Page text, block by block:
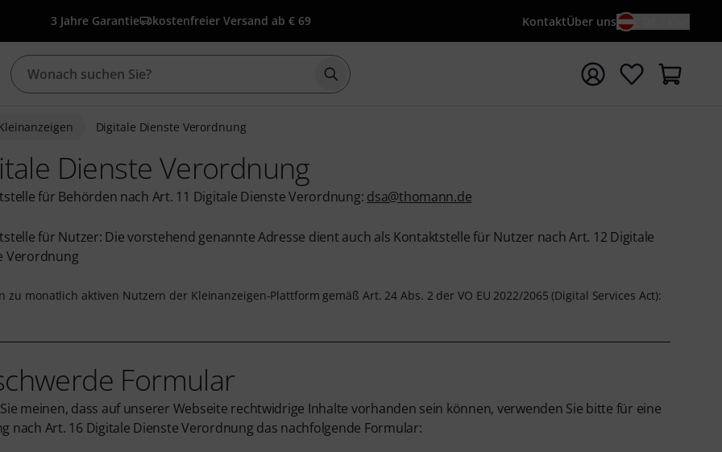
3 Jahre Garantie kostenfreier Versand ab € 69 KontaktÜber uns
Suche mit Suchwort {searchTerm} starten
Digitale Dienste Verordnung
Dienste Verordnung
für Behörden nach Art. 11 Digitale Dienste Verordnung: dsa@thomann.de
für Nutzer: Die vorstehend genannte Adresse dient auch als Kontaktstelle für Nutzer nach Art. 12 Digitale
Verordnung
zu monatlich aktiven Nutzern der Kleinanzeigen-Plattform gemäß Art. 24 Abs. 2 der VO EU 2022/2065 (Digital Services Act):
Formular
meinen, dass auf unserer Webseite rechtwidrige Inhalte vorhanden sein können, verwenden Sie bitte für eine
nach Art. 16 Digitale Dienste Verordnung das nachfolgende Formular: